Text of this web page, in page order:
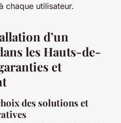
chaque utilisateur.
d’un
les Hauts-de-
et
des solutions et